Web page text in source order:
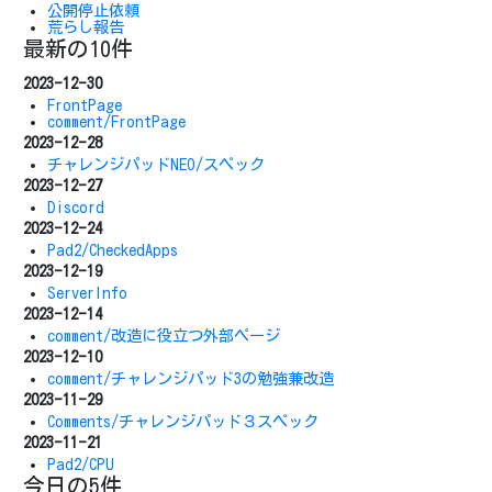
公開停止依頼
荒らし報告
最新の10件
2023-12-30
FrontPage
comment/FrontPage
2023-12-28
チャレンジパッドNEO/スペック
2023-12-27
Discord
2023-12-24
Pad2/CheckedApps
2023-12-19
ServerInfo
2023-12-14
comment/改造に役立つ外部ページ
2023-12-10
comment/チャレンジパッド3の勉強兼改造
2023-11-29
Comments/チャレンジパッド３スペック
2023-11-21
Pad2/CPU
今日の5件